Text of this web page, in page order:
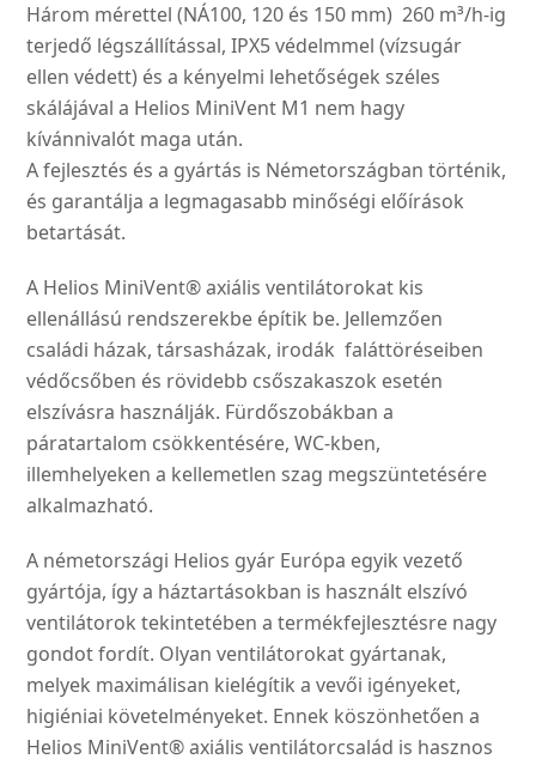
Három mérettel (NÁ100, 120 és 150 mm) 260 m³/h-ig
terjedő légszállítással, IPX5 védelmmel (vízsugár
ellen védett) és a kényelmi lehetőségek széles
skálájával a Helios MiniVent M1 nem hagy
kívánnivalót maga után.
A fejlesztés és a gyártás is Németországban történik,
és garantálja a legmagasabb minőségi előírások
betartását.
A Helios MiniVent® axiális ventilátorokat kis
ellenállású rendszerekbe építik be. Jellemzően
családi házak, társasházak, irodák faláttöréseiben
védőcsőben és rövidebb csőszakaszok esetén
elszívásra használják. Fürdőszobákban a
páratartalom csökkentésére, WC-kben,
illemhelyeken a kellemetlen szag megszüntetésére
alkalmazható.
A németországi Helios gyár Európa egyik vezető
gyártója, így a háztartásokban is használt elszívó
ventilátorok tekintetében a termékfejlesztésre nagy
gondot fordít. Olyan ventilátorokat gyártanak,
melyek maximálisan kielégítik a vevői igényeket,
higiéniai követelményeket. Ennek köszönhetően a
Helios MiniVent® axiális ventilátorcsalád is hasznos